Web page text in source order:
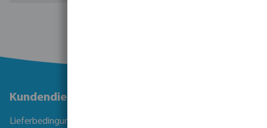
Kundendienst
Lieferbedingungen